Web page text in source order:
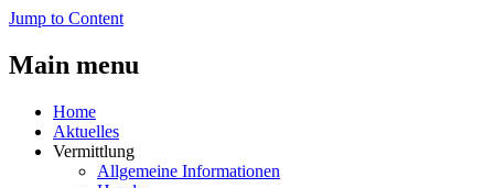
Jump to Content
Main menu
Home
Aktuelles
Vermittlung
Allgemeine Informationen